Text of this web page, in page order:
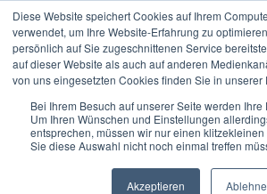
Diese Website speichert Cookies auf Ihrem
verwendet, um Ihre Website-Erfahrung zu
persönlich auf Sie zugeschnittenen Service
auf dieser Website als auch auf anderen
von uns eingesetzten Cookies finden Sie in unserer
Bei Ihrem Besuch auf unserer Seite werden Ihre
Um Ihren Wünschen und Einstellungen
entsprechen, müssen wir nur einen
Sie diese Auswahl nicht noch einmal treffen
Akzeptieren
Impressum